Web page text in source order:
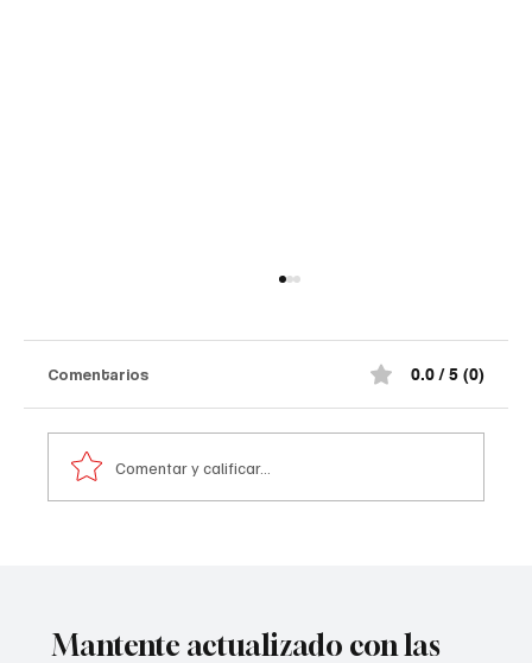
Comentarios 0.0 / 5 (0)
Comentar y calificar...
Mantente actualizado con las